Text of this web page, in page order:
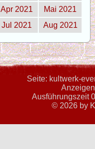
Apr 2021
Mai 2021
Jul 2021 Aug 2021
Seite: kultwerk-
Ausführungszeit
© 2026 by